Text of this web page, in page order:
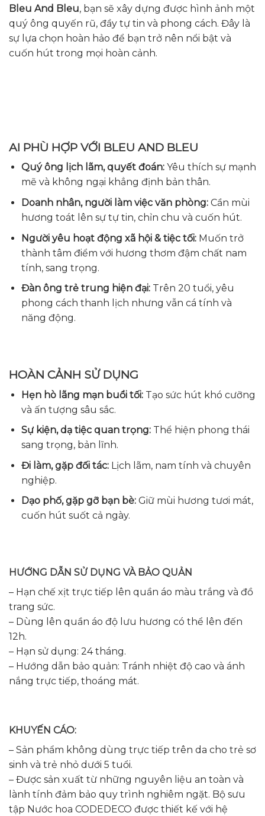
Bleu And Bleu, bạn sẽ xây dựng được hình ảnh một
quý ông quyến rũ, đầy tự tin và phong cách. Đây là
sự lựa chọn hoàn hảo để bạn trở nên nổi bật và
cuốn hút trong mọi hoàn cảnh.
AI PHÙ HỢP VỚI BLEU AND BLEU
Quý ông lịch lãm, quyết đoán:Yêu thích sự mạnh
mẽ và không ngại khẳng định bản thân.
Doanh nhân, người làm việc văn phòng:Cần mùi
hương toát lên sự tự tin, chỉn chu và cuốn hút.
Người yêu hoạt động xã hội & tiệc tối:Muốn trở
thành tâm điểm với hương thơm đậm chất nam
tính, sang trọng.
Đàn ông trẻ trung hiện đại:Trên 20 tuổi, yêu
phong cách thanh lịch nhưng vẫn cá tính và
năng động.
HOÀN CẢNH SỬ DỤNG
Hẹn hò lãng mạn buổi tối:Tạo sức hút khó cưỡng
và ấn tượng sâu sắc.
Sự kiện, dạ tiệc quan trọng:Thể hiện phong thái
sang trọng, bản lĩnh.
Đi làm, gặp đối tác:Lịch lãm, nam tính và chuyên
nghiệp.
Dạo phố, gặp gỡ bạn bè:Giữ mùi hương tươi mát,
cuốn hút suốt cả ngày.
HƯỚNG DẪN SỬ DỤNG VÀ BẢO QUẢN
– Hạn chế xịt trực tiếp lên quần áo màu trắng và đồ
trang sức.
– Dùng lên quần áo độ lưu hương có thể lên đến
12h.
– Hạn sử dụng: 24 tháng.
– Hướng dẫn bảo quản: Tránh nhiệt độ cao và ánh
nắng trực tiếp, thoáng mát.
KHUYẾN CÁO:
– Sản phẩm không dùng trực tiếp trên da cho trẻ sơ
sinh và trẻ nhỏ dưới 5 tuổi.
– Được sản xuất từ những nguyên liệu an toàn và
lành tính đảm bảo quy trình nghiêm ngặt. Bộ sưu
tập Nước hoa CODEDECO được thiết kế với hệ